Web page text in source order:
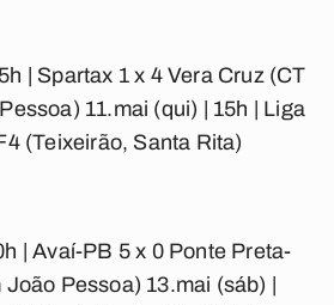
| Spartax 1 x 4 Vera Cruz(CT
11.mai (qui) | 15h | Liga
(Teixeirão, Santa Rita)
|Avaí-PB 5 x 0 Ponte Preta-
Pessoa) 13.mai (sáb) |